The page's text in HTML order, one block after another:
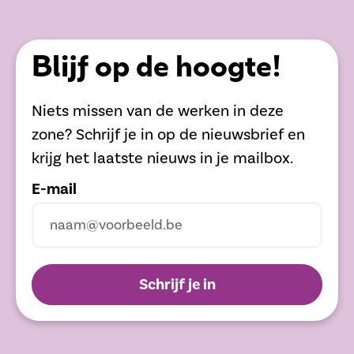
Blijf op de hoogte!
Niets missen van de werken in deze
zone? Schrijf je in op de nieuwsbrief en
krijg het laatste nieuws in je mailbox.
E-mail
Schrijf je in